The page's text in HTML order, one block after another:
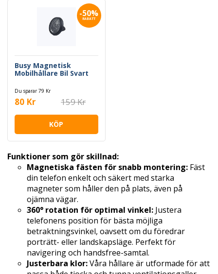
-50%
RABATT
Busy Magnetisk
Mobilhållare Bil Svart
Du sparar 79 Kr
80 Kr 159 Kr
KÖP
Funktioner som gör skillnad:
Magnetiska fästen för snabb montering: Fäst
din telefon enkelt och säkert med starka
magneter som håller den på plats, även på
ojämna vägar.
360° rotation för optimal vinkel: Justera
telefonens position för bästa möjliga
betraktningsvinkel, oavsett om du föredrar
porträtt- eller landskapsläge. Perfekt för
navigering och handsfree-samtal.
Justerbara klor:Våra hållare är utformade för att